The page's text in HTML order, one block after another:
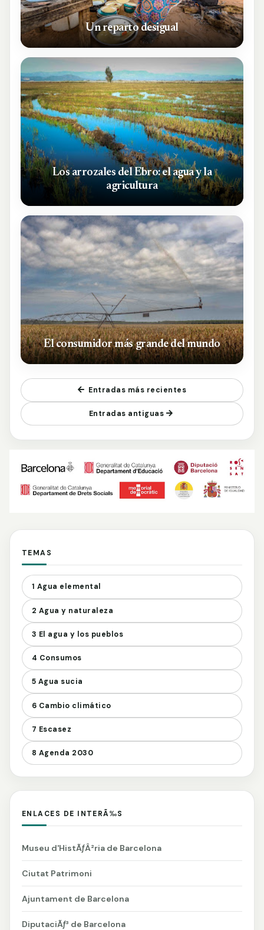
Un reparto desigual
Los arrozales del Ebro: el agua y la
agricultura
El consumidor más grande del mundo
Entradas más recientes
Entradas antiguas
TEMAS
1 Agua elemental
2 Agua y naturaleza
3 El agua y los pueblos
4 Consumos
5 Agua sucia
6 Cambio climático
7 Escasez
8 Agenda 2030
ENLACES DE INTERÃ‰S
Museu d'HistÃƒÂ²ria de Barcelona
Ciutat Patrimoni
Ajuntament de Barcelona
DiputaciÃƒ³ de Barcelona